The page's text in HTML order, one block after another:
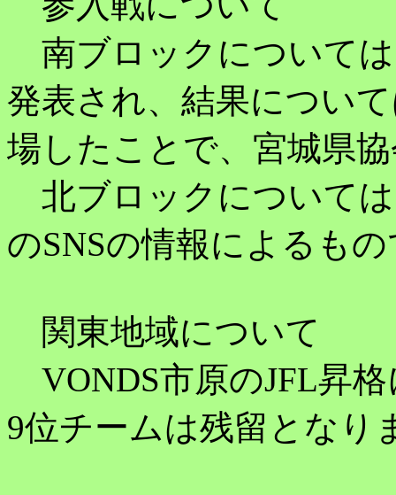
南ブロックについては
発表され、結果につい
場したことで、宮城県
北ブロックについて
のSNSの情報によるも
関東地域について
VONDS市原のJFL昇
9位チームは残留となり